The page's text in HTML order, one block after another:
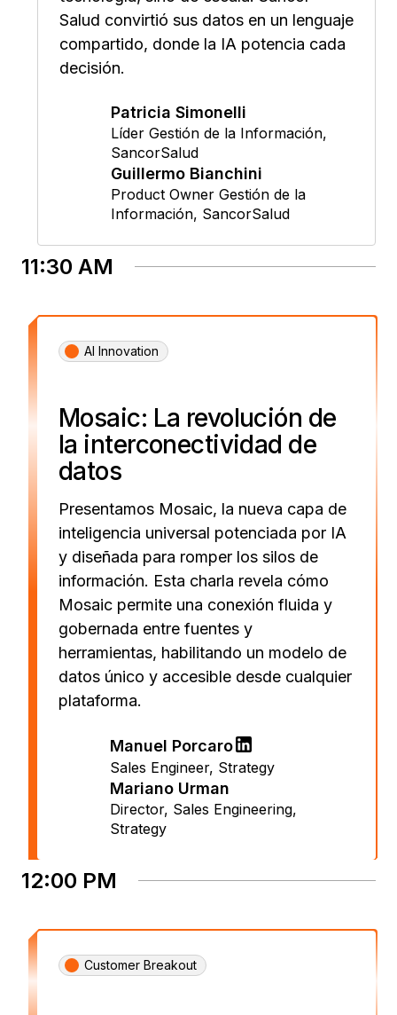
Salud convirtió sus datos en un lenguaje
compartido, donde la IA potencia cada
decisión.
Patricia Simonelli
Líder Gestión de la Información,
SancorSalud
Guillermo Bianchini
Product Owner Gestión de la
Información, SancorSalud
11:30 AM
AI Innovation
Mosaic: La revolución de
la interconectividad de
datos
Presentamos Mosaic, la nueva capa de
inteligencia universal potenciada por IA
y diseñada para romper los silos de
información. Esta charla revela cómo
Mosaic permite una conexión fluida y
gobernada entre fuentes y
herramientas, habilitando un modelo de
datos único y accesible desde cualquier
plataforma.
Manuel Porcaro
Sales Engineer, Strategy
Mariano Urman
Director, Sales Engineering,
Strategy
12:00 PM
Customer Breakout